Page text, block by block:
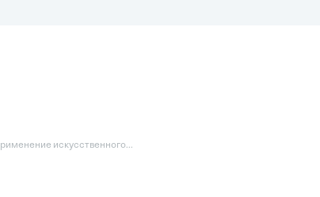
искусственного...